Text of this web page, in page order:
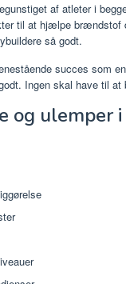
af atleter i
til at hjælpe brændstof
så godt.
succes som
Ingen skal have til at
og ulemper